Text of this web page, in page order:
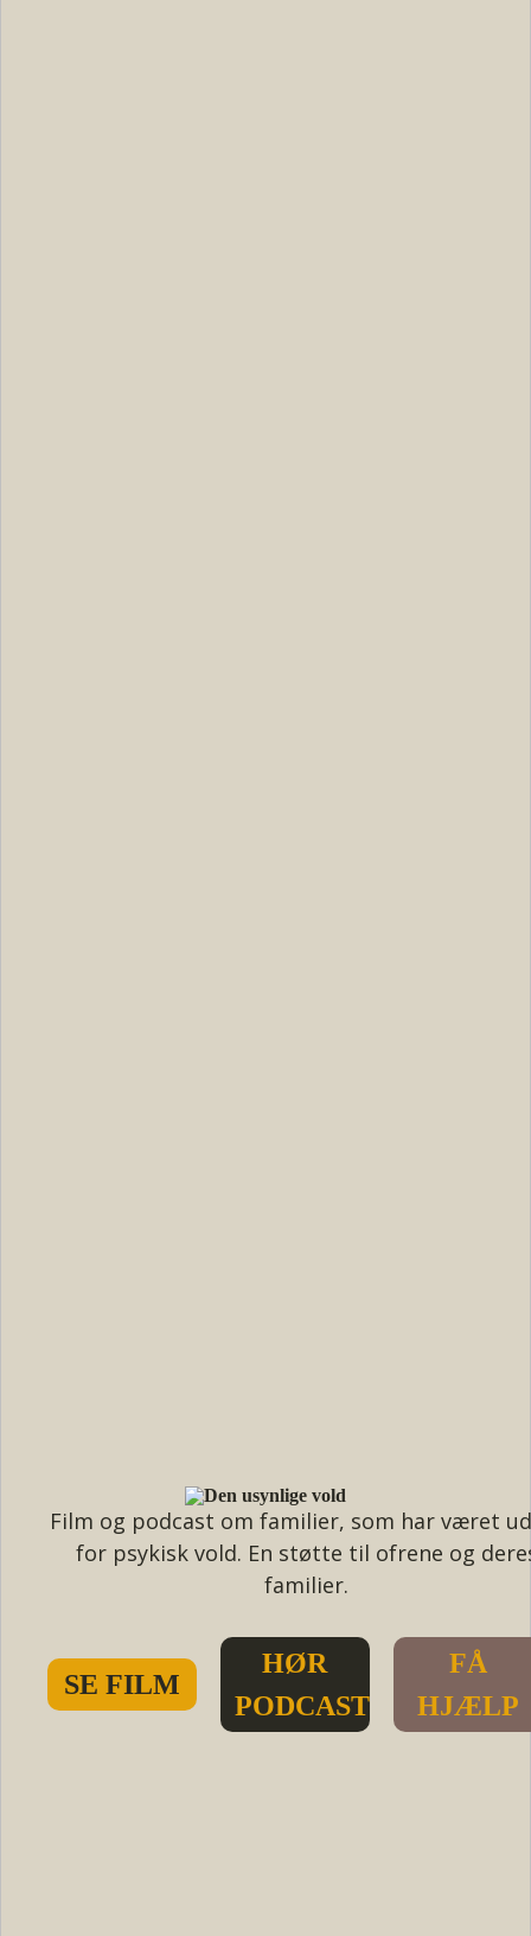
Film og podcast om familier, som har været
for psykisk vold. En støtte til ofrene og
familier.
SE FILM
HØR
PODCAST
FÅ
HJÆLP